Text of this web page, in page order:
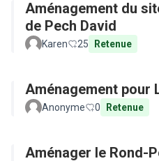
Aménagement du
de Pech David
Karen 25 Retenue
Aménagement pour
Anonyme 0 Retenue
Aménager le Rond-